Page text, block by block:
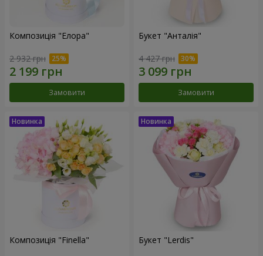
Композиція "Елора"
2 932 грн
Замовити
Букет "Анталія"
4 427 грн
Замовити
Композиція "Finella" Букет "Lerdis"